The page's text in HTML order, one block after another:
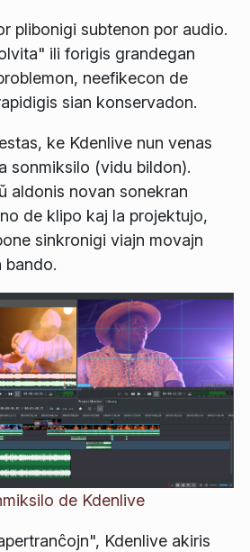
plibonigi subtenon por audio.
ili forigis grandegan
neefikecon de
sian konservadon.
ke Kdenlive nun venas
sonmiksilo (vidu bildon).
aldonis novan sonekran
de klipo kaj la projektujo,
sinkronigi viajn movajn
bando.
de Kdenlive
Kdenlive akiris